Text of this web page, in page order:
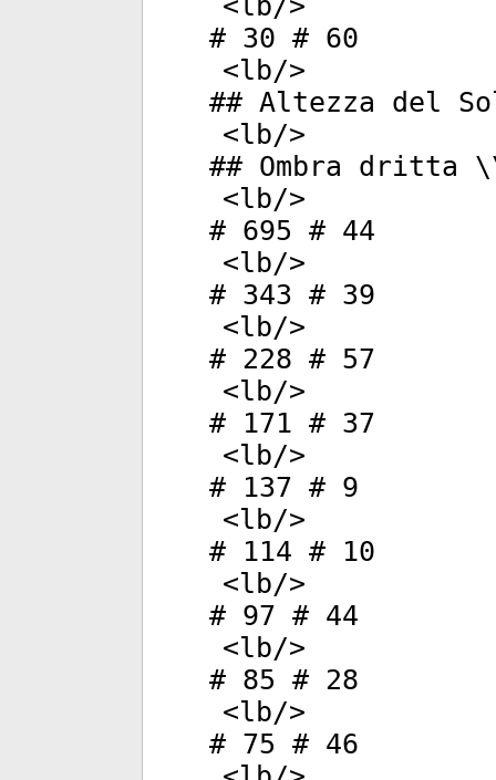
# 30 # 60
<lb/>
## Altezza del
<lb/>
## Ombra
<lb/>
# 695 # 44
<lb/>
# 343 # 39
<lb/>
# 228 # 57
<lb/>
# 171 # 37
<lb/>
# 137 # 9
<lb/>
# 114 # 10
<lb/>
# 97 # 44
<lb/>
# 85 # 28
<lb/>
# 75 # 46